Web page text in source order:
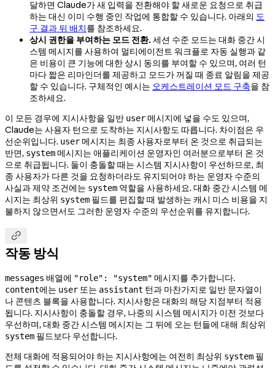
달하면 Claude가 새 입력을 전환해야 할 새로운 요청으로 취급
하는 대신 이미 수행 중인 작업에 통합할 수 있습니다. 아래의 도
구 결과 뒤 배치를 참조하세요.
상시 권한을 부여하는 모드 전환.세션 수준 모드는 대화 중간 시
스템 메시지를 사용하여 멀티에이전트 워크플로 자동 실행과 같
은 비용이 큰 기능에 대한 상시 동의를 부여할 수 있으며, 여러 턴
마다 짧은 리마인더를 제공하고 모드가 꺼질 때 종료 알림을 제공
할 수 있습니다. 구체적인 예시는 오케스트레이션 모드 구축을 참
조하세요.
이 모든 경우에 지시사항을 일반 user메시지에 넣을 수도 있으며,
Claude는 사용자 턴으로 도착하는 지시사항도 따릅니다. 차이점은 우
선순위입니다. user메시지는 최종 사용자로부터 온 것으로 취급되는
반면, system메시지는 애플리케이션 운영자인 여러분으로부터 온 것
으로 취급됩니다. 둘이 충돌할 때는 시스템 지시사항이 우선하므로, 최
종 사용자가 다른 것을 요청하더라도 유지되어야 하는 운영자 수준의
사실과 제약 조건에는 system 역할을 사용하세요. 대화 중간 시스템 메
시지는 최상위 system 필드를 편집할 때 발생하는 캐시 미스 비용을 지
불하지 않으면서도 그러한 운영자 수준의 우선순위를 유지합니다.

작동 방식
messages 배열에 "role": "system" 메시지를 추가합니다.
content에는 user 또는 assistant 턴과 마찬가지로 일반 문자열이
나 콘텐츠 블록을 사용합니다. 지시사항은 대화의 해당 지점부터 적용
됩니다. 지시사항이 충돌할 경우, 나중의 시스템 메시지가 이전 것보다
우선하며, 대화 중간 시스템 메시지는 그 뒤에 오는 턴들에 대해 최상위
system 필드보다 우선합니다.
전체 대화에 적용되어야 하는 지시사항에는 여전히 최상위 system 필